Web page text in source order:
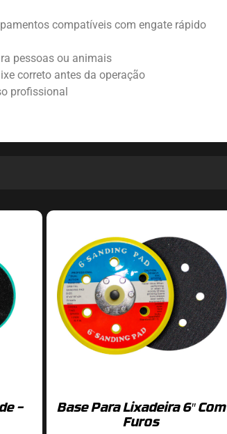
compatíveis com engate rápido
pessoas ou animais
correto antes da operação
profissional
–
Base Para Lixadeira 6″ Com
Furos